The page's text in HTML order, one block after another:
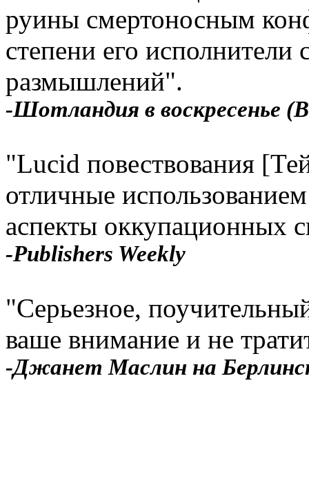
руины смертоносным
степени его
размышлений".
-Шотландия в воскресенье
"Lucid повествования
отличные
аспекты оккупационных
-Publishers Weekly
"Серьезное,
ваше внимание и не
-Джанет Маслин на